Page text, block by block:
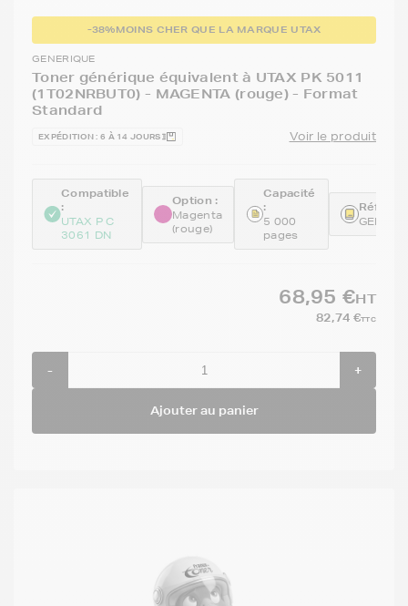
-38%MOINS CHER QUE LA MARQUE UTAX
GENERIQUE
Toner générique équivalent à UTAX PK 5011
(1T02NRBUT0) - MAGENTA (rouge) - Format
Standard
EXPÉDITION : 6 À 14 JOURS Voir le produit
Compatible
:
UTAX P C
3061 DN
Option :
Magenta
(rouge)
Capacité
:
5 000
pages
68,95 €HT
82,74 €TTC
- +
Ajouter au panier